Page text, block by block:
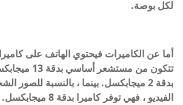
لكل بوصة.
أما عن الكاميرات فيحتوي الهاتف على
تتكون من
بدقة 2 ميجابكسل. بينما ، بالنسبة
الفيديو ، فهي توفر كاميرا بدقة 8 ميجابكسل.